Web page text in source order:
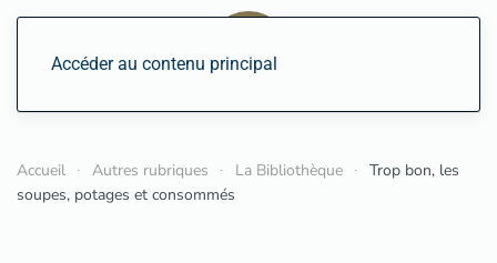
Accéder au contenu principal
Accueil Autres rubriques La Bibliothèque
Trop bon, les
soupes, potages et consommés